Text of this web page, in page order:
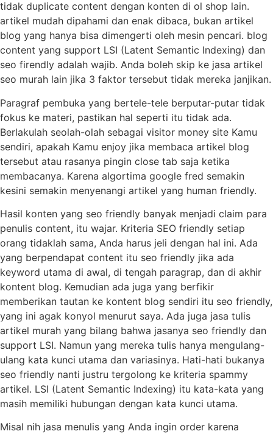
tidak duplicate content dengan konten di ol shop lain.
artikel mudah dipahami dan enak dibaca, bukan artikel
blog yang hanya bisa dimengerti oleh mesin pencari. blog
content yang support LSI (Latent Semantic Indexing) dan
seo firendly adalah wajib. Anda boleh skip ke jasa artikel
seo murah lain jika 3 faktor tersebut tidak mereka janjikan.
Paragraf pembuka yang bertele-tele berputar-putar tidak
fokus ke materi, pastikan hal seperti itu tidak ada.
Berlakulah seolah-olah sebagai visitor money site Kamu
sendiri, apakah Kamu enjoy jika membaca artikel blog
tersebut atau rasanya pingin close tab saja ketika
membacanya. Karena algortima google fred semakin
kesini semakin menyenangi artikel yang human friendly.
Hasil konten yang seo friendly banyak menjadi claim para
penulis content, itu wajar. Kriteria SEO friendly setiap
orang tidaklah sama, Anda harus jeli dengan hal ini. Ada
yang berpendapat content itu seo friendly jika ada
keyword utama di awal, di tengah paragrap, dan di akhir
kontent blog. Kemudian ada juga yang berfikir
memberikan tautan ke kontent blog sendiri itu seo friendly,
yang ini agak konyol menurut saya. Ada juga jasa tulis
artikel murah yang bilang bahwa jasanya seo friendly dan
support LSI. Namun yang mereka tulis hanya mengulang-
ulang kata kunci utama dan variasinya. Hati-hati bukanya
seo friendly nanti justru tergolong ke kriteria spammy
artikel. LSI (Latent Semantic Indexing) itu kata-kata yang
masih memiliki hubungan dengan kata kunci utama.
Misal nih jasa menulis yang Anda ingin order karena